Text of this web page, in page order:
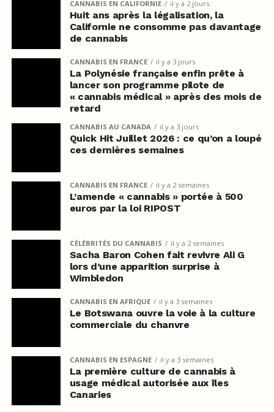
CANNABIS EN CALIFORNIE il y a 2 jours
Huit ans après la légalisation, la
Californie ne consomme pas davantage
de cannabis
CANNABIS EN FRANCE il y a 3 jours
La Polynésie française enfin prête à
lancer son programme pilote de
« cannabis médical » après des mois de
retard
CANNABIS AU CANADA il y a 3 jours
Quick Hit Juillet 2026 : ce qu’on a loupé
ces dernières semaines
CANNABIS EN FRANCE il y a 2 semaines
L’amende « cannabis » portée à 500
euros par la loi RIPOST
CÉLÉBRITÉS DU CANNABIS il y a 2 semaines
Sacha Baron Cohen fait revivre Ali G
lors d’une apparition surprise à
Wimbledon
CANNABIS EN AFRIQUE il y a 3 semaines
Le Botswana ouvre la voie à la culture
commerciale du chanvre
CANNABIS EN ESPAGNE il y a 3 semaines
La première culture de cannabis à
usage médical autorisée aux îles
Canaries